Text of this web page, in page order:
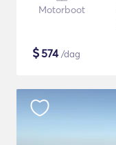
Motorboot
$574/dag